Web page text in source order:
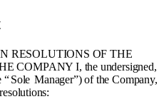
RESOLUTIONS OF THE
COMPANY I, the undersigned,
“Sole Manager”) of the Company,